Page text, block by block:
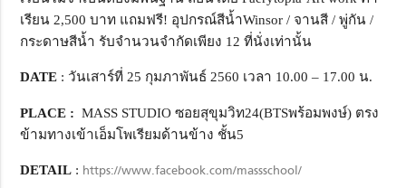
เรียน 2,500 บาท แถมฟรี! อุปกรณ์สีน้ำWinsor / จานสี / พู่กัน /
กระดาษสีน้ำ รับจำนวนจำกัดเพียง 12 ที่นั่งเท่านั้น
DATE : วันเสาร์ที่ 25 กุมภาพันธ์ 2560 เวลา 10.00 – 17.00 น.
PLACE : MASS STUDIO ซอยสุขุมวิท24(BTSพร้อมพงษ์) ตรง
ข้ามทางเข้าเอ็มโพเรียมด้านข้าง ชั้น5
DETAIL : https://www.facebook.com/massschool/